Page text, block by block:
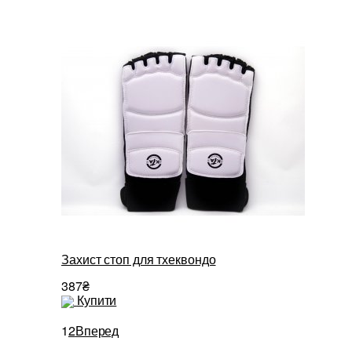
Захист стоп для тхеквондо
387₴
Купити
12Вперед